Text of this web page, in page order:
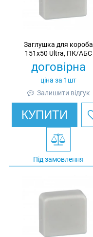
Заглушка для короба
151х50 Ultra, ПК/АБС
договірна
ціна за 1шт
Залишити відгук
КУПИТИ
Під замовлення